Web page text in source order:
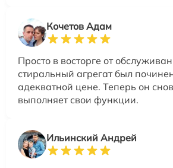
Кочетов Адам
Просто в восторге от
стиральный агрегат был
адекватной цене. Теперь он
выполняет свои функции.
Ильинский Андрей